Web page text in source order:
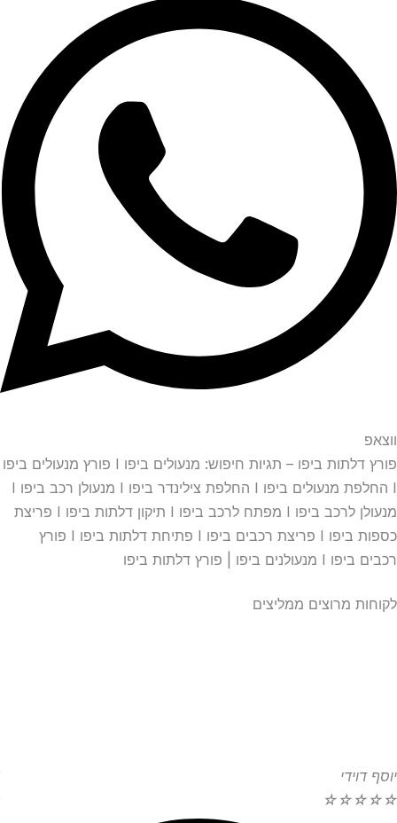
ווצאפ
פורץ דלתות ביפו – תגיות חיפוש: מנעולים ביפו I פורץ מנעולים ביפו
I החלפת מנעולים ביפו I החלפת צילינדר ביפו I מנעולן רכב ביפו I
מנעולן לרכב ביפו I מפתח לרכב ביפו I תיקון דלתות ביפו I פריצת
כספות ביפו I פריצת רכבים ביפו I פתיחת דלתות ביפו I פורץ
רכבים ביפו I מנעולנים ביפו | פורץ דלתות ביפו
לקוחות מרוצים ממליצים
יוסף דוידי
☆
☆
☆
☆
☆